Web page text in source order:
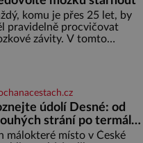
komu je přes 25 let, by
pravidelně procvičovat
závity. V tomto
kolegy z práce. Nebo
v paměti lovíte název
kterou jste nedávno
Je to opravdu tak, s
jako kdyby se paměť
údolí Desné: od
strání po termální
málokteré místo v České